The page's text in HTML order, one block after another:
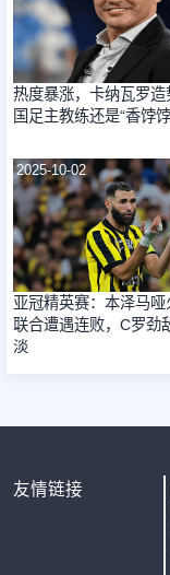
热度暴涨，卡纳瓦罗造
国足主教练还是“香饽饽
2025-10-02
亚冠精英赛：本泽马哑
联合遭遇连败，C罗劲
淡
友情链接